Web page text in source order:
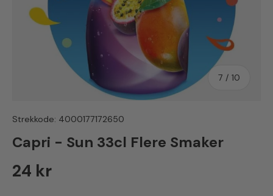
7 / av
10
Strekkode: 4000177172650
Capri - Sun 33cl Flere Smaker
Vanlig pris
24 kr